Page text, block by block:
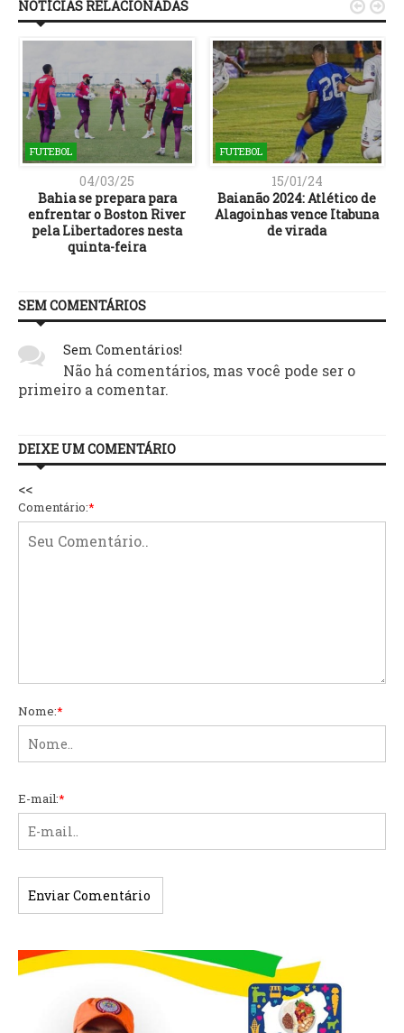
NOTÍCIAS RELACIONADAS
FUTEBOL
04/03/25
Bahia se prepara para
enfrentar o Boston River
pela Libertadores nesta
quinta-feira
FUTEBOL
15/01/24
Baianão 2024: Atlético de
Alagoinhas vence Itabuna
de virada
 
SEM COMENTÁRIOS
Sem Comentários!
Não há comentários, mas você pode ser o
primeiro a comentar.
DEIXE UM COMENTÁRIO
<<
Comentário:*
Nome:*
E-mail:*